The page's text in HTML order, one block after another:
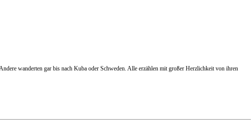
wanderten gar bis nach Kuba oder Schweden. Alle erzählen mit großer Herzlichkeit von ihren